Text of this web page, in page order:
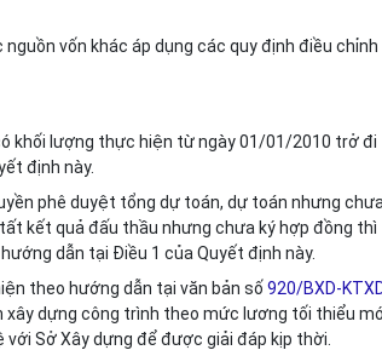
vốn khác áp dụng các quy định điều chỉnh
khối lượng thực hiện từ ngày 01/01/2010 trở đi
định này.
phê duyệt tổng dự toán, dự toán nhưng
kết quả đấu thầu nhưng chưa ký hợp đồng thì
dẫn tại Điều 1 của Quyết định này.
theo hướng dẫn tại văn bản số 920/BXD-
xây dựng công trình theo mức lương tối thiểu
Sở Xây dựng để được giải đáp kịp thời.